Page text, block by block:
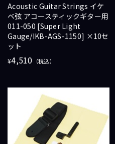
Acoustic Guitar Strings イケ
ベ弦 アコースティックギター用
011-050 [Super Light
Gauge/IKB-AGS-1150] ×10セ
ット
¥4,510 （税込）